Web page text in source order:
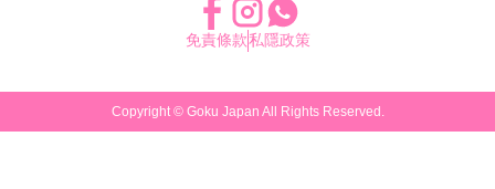
免責條款私隱政策
Copyright © Goku Japan All Rights Reserved.